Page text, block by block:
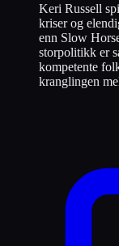
Keri Russell
kriser og
enn Slow
storpolitikk er
kompetente
kranglingen